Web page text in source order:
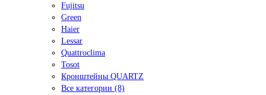
Fujitsu
Green
Haier
Lessar
Quattroclima
Tosot
Кронштейны QUARTZ
Все категории (8)